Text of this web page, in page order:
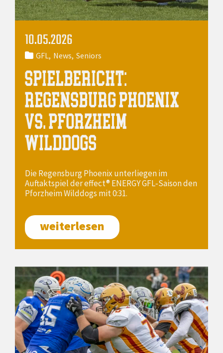
10.05.2026
GFL News Seniors
SPIELBERICHT:
REGENSBURG PHOENIX
VS. PFORZHEIM
WILDDOGS
Die Regensburg Phoenix unterliegen im
Auftaktspiel der effect® ENERGY GFL‑Saison den
Pforzheim Wilddogs mit 0:31.
weiterlesen